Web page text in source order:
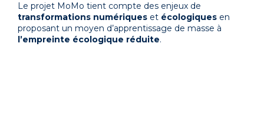
Le projet MoMo tient compte des enjeux de
transformations numériques et écologiques en
proposant un moyen d’apprentissage de masse à
l’empreinte écologique réduite.